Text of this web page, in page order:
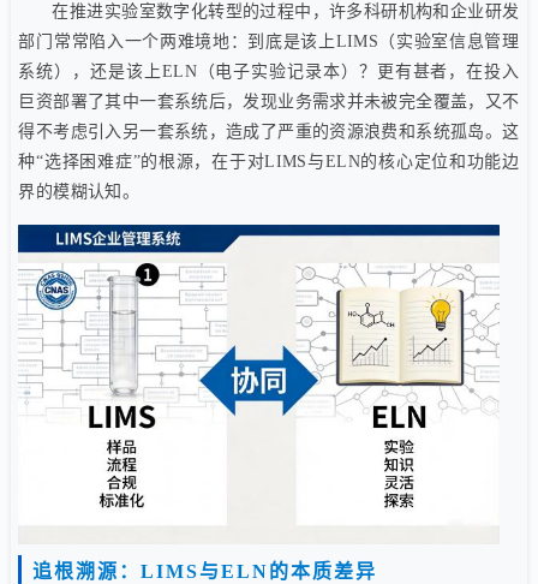
在推进实验室数字化转型的过程中，许多科研机构和企业研发
部门常常陷入一个两难境地：到底是该上LIMS（实验室信息管理
系统），还是该上ELN（电子实验记录本）？更有甚者，在投入
巨资部署了其中一套系统后，发现业务需求并未被完全覆盖，又不
得不考虑引入另一套系统，造成了严重的资源浪费和系统孤岛。这
种“选择困难症”的根源，在于对LIMS与ELN的核心定位和功能边
界的模糊认知。
追根溯源：LIMS与ELN的本质差异